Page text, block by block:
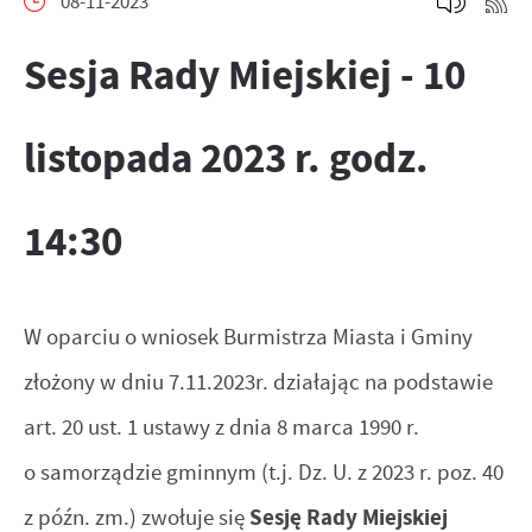
Sesja Rady Miejskiej - 10
listopada 2023 r. godz.
14:30
W oparciu o wniosek Burmistrza Miasta i Gminy
złożony w dniu 7.11.2023r. działając na podstawie
art. 20 ust. 1 ustawy z dnia 8 marca 1990 r.
o samorządzie gminnym (t.j. Dz. U. z 2023 r. poz. 40
z późn. zm.) zwołuje się Sesję Rady Miejskiej
formularzy. Dzięki plikom cookies strona, z której
korzystasz, może działać bez zakłóceń.
Zapoznaj się z POLITYKĄ PRYWATNOŚCI I PLIKÓW COOKIES
Tego typu pliki cookies umożliwiają stronie internetowej
personalizację określonych funkcjonalności czy
Dzięki tym plikom cookies możemy zapewnić Ci większy
preferencji. Wyrażenie zgody na funkcjonalne i
personalizacyjne pliki cookies gwarantuje dostępność
większej ilości funkcji na stronie.
Więcej
Analityczne
Analityczne pliki cookies pomagają nam rozwijać się i
dostosowywać do Twoich potrzeb.
Cookies analityczne pozwalają na uzyskanie informacji w
Więcej